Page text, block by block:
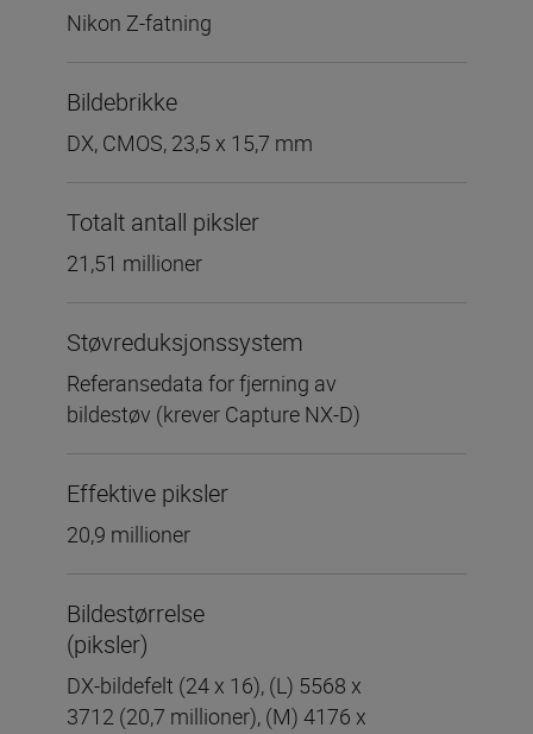
Nikon Z-fatning
Bildebrikke
DX, CMOS, 23,5 x 15,7 mm
Totalt antall piksler
21,51 millioner
Støvreduksjonssystem
Referansedata for fjerning av
bildestøv (krever Capture NX-D)
Effektive piksler
20,9 millioner
Bildestørrelse
(piksler)
DX-bildefelt (24 x 16), (L) 5568 x
3712 (20,7 millioner), (M) 4176 x